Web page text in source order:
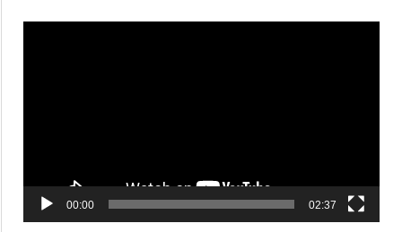
00:00 02:37